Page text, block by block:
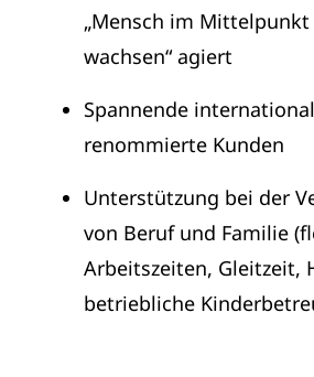
„Mensch im
wachsen“ agiert
Spannende
renommierte Kunden
Unterstützung bei der
von Beruf und Familie
Arbeitszeiten, Gleitzeit,
betriebliche